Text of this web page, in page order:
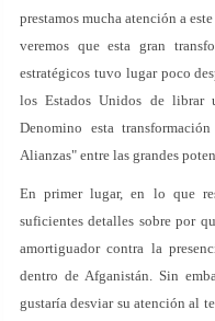
prestamos mucha atención a
veremos que esta gran
estratégicos tuvo lugar poco
los Estados Unidos de librar
Denomino esta
Alianzas" entre las grandes
En primer lugar, en lo que
suficientes detalles sobre por
amortiguador contra la
dentro de Afganistán. Sin
gustaría desviar su atención al